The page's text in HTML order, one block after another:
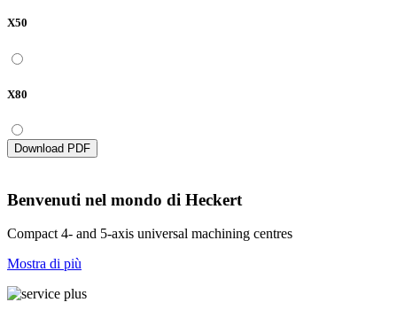
X50
X80
Download PDF
Benvenuti nel mondo di Heckert
Compact 4- and 5-axis universal machining centres
Mostra di più